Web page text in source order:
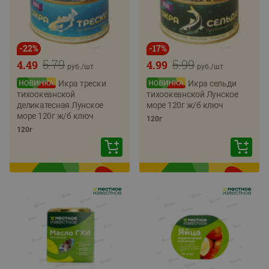
-22%
5.79
4.49 руб./шт
Икра трески
тихоокеанской
деликатесная Лунское
море 120г ж/б ключ
120г
-17%
5.99
4.99 руб./шт
Икра сельди
тихоокеанской Лунское
море 120г ж/б ключ
120г